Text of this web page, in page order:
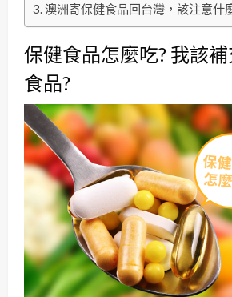
澳洲寄保健食品回台灣，該注意什
保健食品怎麼吃? 我該
食品?